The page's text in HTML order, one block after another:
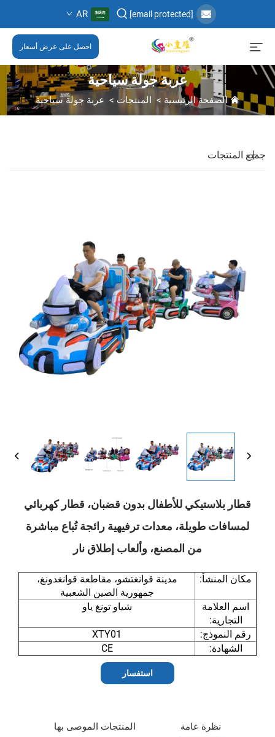
[email protected]
AR
احصل على عرض أسعار
عربة جولة سياحية
الصفحة الرئيسية > المنتجات > عربة جولة سياحية
جميع المنتجات
قطار بلاستيكي للأطفال بدون قضبان، قطار كهربائي
لمسافات طويلة، معدات ترفيهية رائجة تُباع مباشرة
من المصنع، وألعاب إطلاق نار
مكان المنشأ:
مدينة قوانغتشو، مقاطعة قوانغدونغ،
جمهورية الصين الشعبية
اسم العلامة
التجارية:
شياو تونغ ياو
رقم النموذج:
XTY01
الشهادة:
CE
استفسار
نظرة عامة المنتجات الموصى بها